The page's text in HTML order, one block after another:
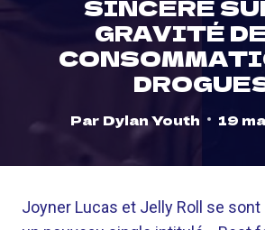
SINCÈRE
GRAVITÉ
Par Dylan Youth 19
Joyner Lucas et Jelly Roll se